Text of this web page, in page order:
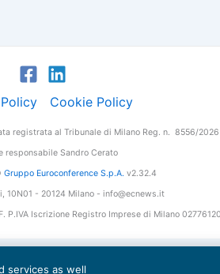
Cookie Policy
registrata al Tribunale di Milano Reg. n. 8556/2026
responsabile Sandro Cerato
Gruppo Euroconference S.p.A. v2.32.4
10N01 - 20124 Milano - info@ecnews.it
Iscrizione Registro Imprese di Milano
services as well